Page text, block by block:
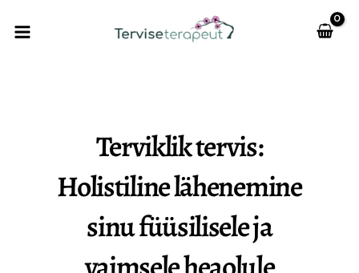
Terviklik tervis:
Holistiline lähenemine
sinu füüsilisele ja